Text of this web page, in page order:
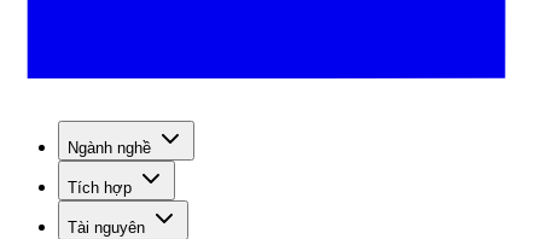
Ngành nghề
Tích hợp
Tài nguyên